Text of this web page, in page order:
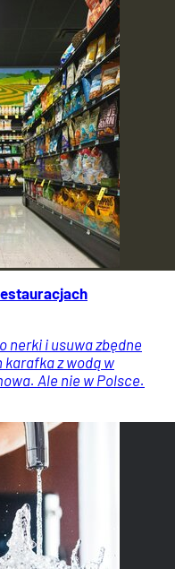
nerki i usuwa zbędne
karafka z wodą w
Ale nie w Polsce.